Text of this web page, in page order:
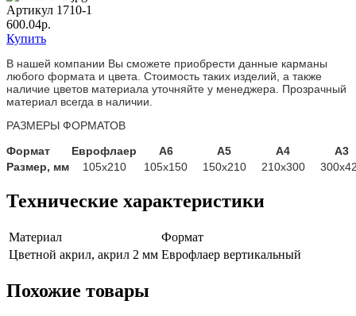
Артикул 1710-1
600.04р.
Купить
В нашей компании Вы сможете приобрести данные карманы
любого формата и цвета. Стоимость таких изделий, а также
наличие цветов материала уточняйте у менеджера. Прозрачный
материал всегда в наличии.
РАЗМЕРЫ ФОРМАТОВ
Формат
Еврофлаер А6 А5 А4
А3
Размер, мм
105х210 105х150 150х210 210х300
Технические характеристики
Материал
Формат
Цветной акрил, акрил 2 мм Еврофлаер вертикальный
Похожие товары